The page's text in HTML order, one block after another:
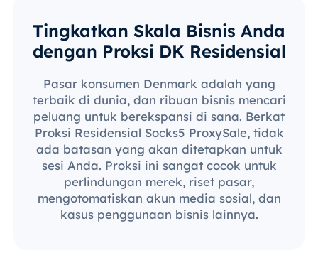
Tingkatkan Skala Bisnis Anda
dengan Proksi DK Residensial
Pasar konsumen Denmark adalah yang
terbaik di dunia, dan ribuan bisnis mencari
peluang untuk berekspansi di sana. Berkat
Proksi Residensial Socks5 ProxySale, tidak
ada batasan yang akan ditetapkan untuk
sesi Anda. Proksi ini sangat cocok untuk
perlindungan merek, riset pasar,
mengotomatiskan akun media sosial, dan
kasus penggunaan bisnis lainnya.